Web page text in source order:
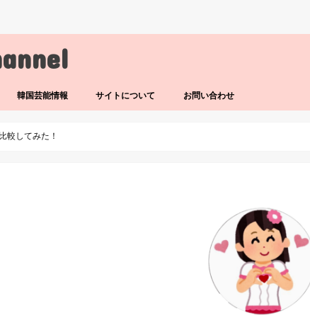
韓国芸能情報 サイトについて お問い合わせ
較してみた！